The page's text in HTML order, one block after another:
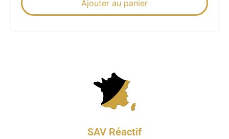
Ajouter au panier
SAV Réactif